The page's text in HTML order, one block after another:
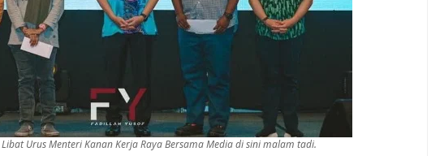
Urus Menteri Kanan Kerja Raya Bersama Media di sini malam tadi.